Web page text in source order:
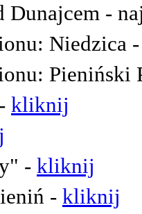
Dunajcem -
Niedzica
Pieniński
kliknij
- kliknij
- kliknij